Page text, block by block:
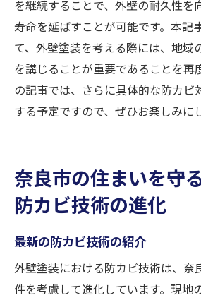
を継続することで、外壁の耐久性を
寿命を延ばすことが可能です。本記
て、外壁塗装を考える際には、地域
を講じることが重要であることを再
の記事では、さらに具体的な防カビ
する予定ですので、ぜひお楽しみに
奈良市の住まいを守
防カビ技術の進化
最新の防カビ技術の紹介
外壁塗装における防カビ技術は、奈
件を考慮して進化しています。現地